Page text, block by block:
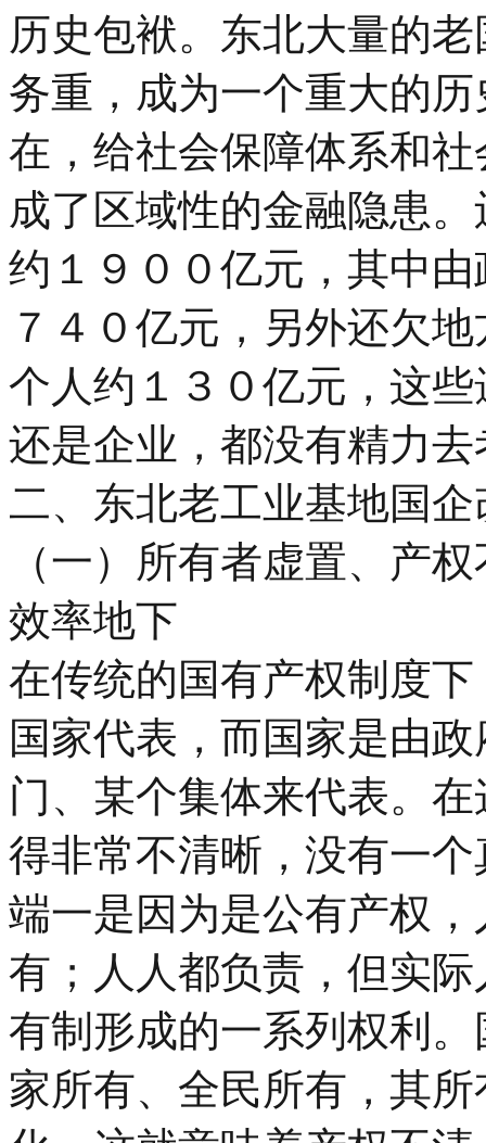
历史包袱。东北大量的
务重，成为一个重大的
在，给社会保障体系和
成了区域性的金融隐患
约１９００亿元，其中
７４０亿元，另外还欠
个人约１３０亿元，这
还是企业，都没有精力
二、东北老工业基地国
（一）所有者虚置、产
效率地下
在传统的国有产权制度
国家代表，而国家是由
门、某个集体来代表。
得非常不清晰，没有一
端一是因为是公有产权
有；人人都负责，但实
有制形成的一系列权利
家所有、全民所有，其